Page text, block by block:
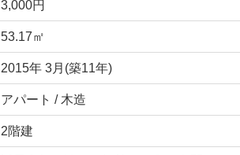
3,000円
53.17㎡
2015年 3月(築11年)
アパート / 木造
2階建